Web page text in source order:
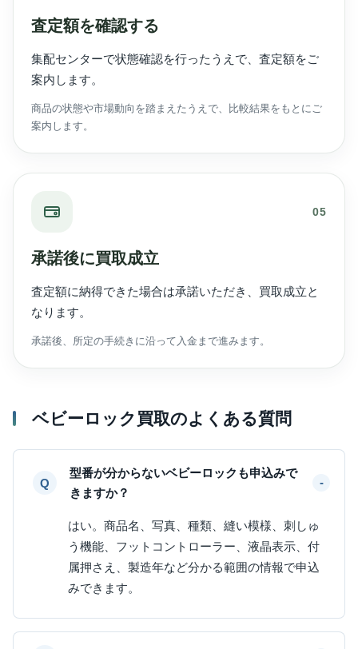
査定額を確認する
集配センターで状態確認を行ったうえで、査定額をご
案内します。
商品の状態や市場動向を踏まえたうえで、比較結果をもとにご
案内します。
05
承諾後に買取成立
査定額に納得できた場合は承諾いただき、買取成立と
なります。
承諾後、所定の手続きに沿って入金まで進みます。
ベビーロック買取のよくある質問
型番が分からないベビーロックも申込みで
きますか？
はい。商品名、写真、種類、縫い模様、刺しゅ
う機能、フットコントローラー、液晶表示、付
属押さえ、製造年など分かる範囲の情報で申込
みできます。